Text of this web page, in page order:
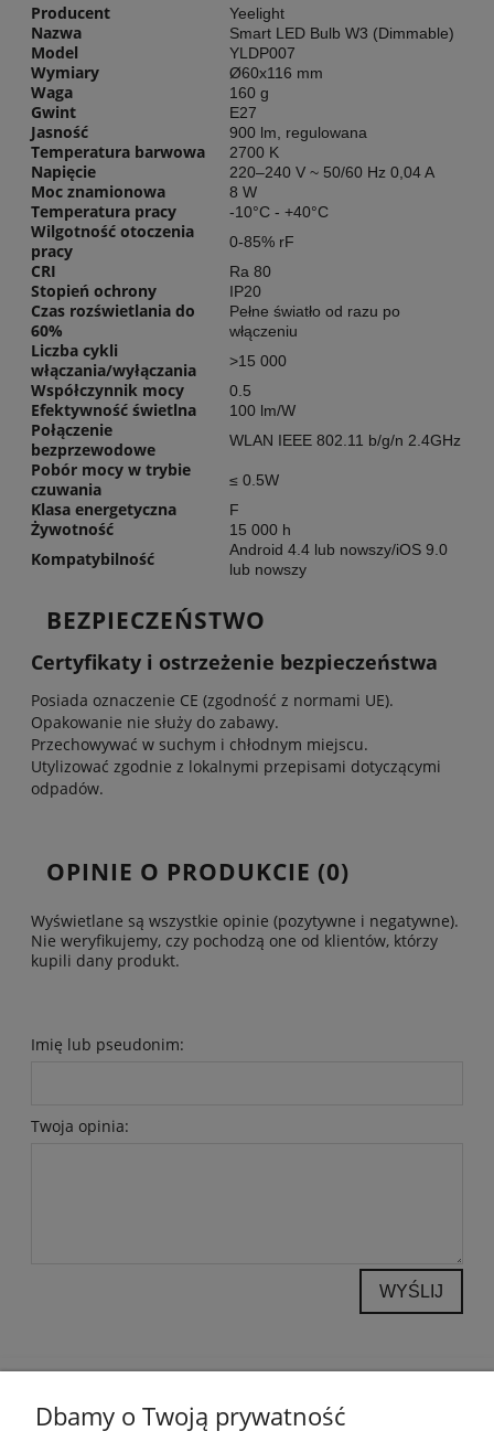
Producent Yeelight
Nazwa Smart LED Bulb W3 (Dimmable)
Model YLDP007
Wymiary Ø60x116 mm
Waga 160 g
Gwint E27
Jasność 900 lm, regulowana
Temperatura barwowa 2700 K
Napięcie 220–240 V ~ 50/60 Hz 0,04 A
Moc znamionowa 8 W
Temperatura pracy -10°C - +40°C
Wilgotność otoczenia
pracy
0-85% rF
CRI Ra 80
Stopień ochrony IP20
Czas rozświetlania do
60%
Pełne światło od razu po
włączeniu
Liczba cykli
włączania/wyłączania
>15 000
Współczynnik mocy 0.5
Efektywność świetlna 100 lm/W
Połączenie
bezprzewodowe
WLAN IEEE 802.11 b/g/n 2.4GHz
Pobór mocy w trybie
czuwania
≤ 0.5W
Klasa energetyczna F
Żywotność 15 000 h
Kompatybilność
Android 4.4 lub nowszy/iOS 9.0
lub nowszy
BEZPIECZEŃSTWO
Certyfikaty i ostrzeżenie bezpieczeństwa
Posiada oznaczenie CE (zgodność z normami UE).
Opakowanie nie służy do zabawy.
Przechowywać w suchym i chłodnym miejscu.
Utylizować zgodnie z lokalnymi przepisami dotyczącymi
odpadów.
OPINIE O PRODUKCIE (0)
Wyświetlane są wszystkie opinie (pozytywne i negatywne).
Nie weryfikujemy, czy pochodzą one od klientów, którzy
kupili dany produkt.
Imię lub pseudonim:
Twoja opinia:
WYŚLIJ
Dbamy o Twoją prywatność